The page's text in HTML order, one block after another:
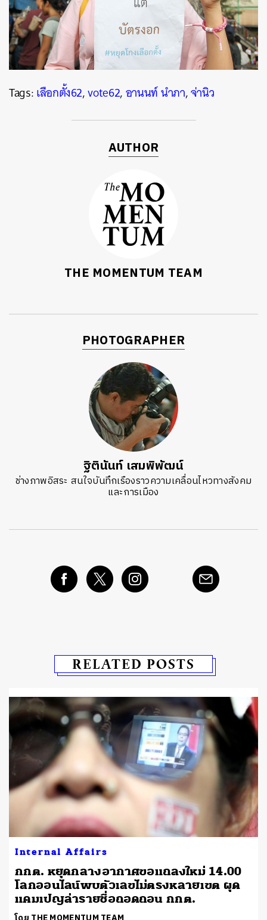
Tags:เลือกตั้ง62,vote62,อานนท์ นำภา,จ่านิว
AUTHOR
THE MOMENTUM TEAM
PHOTOGRAPHER
ฐิตินันท์ เสมพิพัฒน์
ช่างภาพอิสระ สนใจบันทึกเรืองราวความเคลื่อนไหวทางสังคม
และการเมือง
RELATED POSTS
Internal Affairs
กกต. หยุดกลางอากาศขอแถลงใหม่ 14.00
โลกออนไลน์พบตัวเลขไม่ตรงหลายเขต ผุด
แคมเปญล่ารายชื่อถอดถอน กกต.